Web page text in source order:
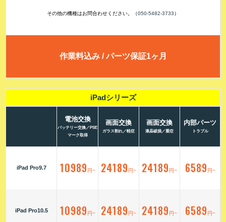
その他の機種はお問合わせください。（050-5482-3733）
作業料込み / パーツ保証1ヶ月
iPadシリーズ
iPad Pro9.7
iPad Pro10.5
電池交換
バッテリー交換／PSE
マーク取得
画面交換
ガラス割れ／軽症
画面交換
液晶破損／重症
内部パーツ
トラブル
10989 円~ 24189 円~ 24189 円~ 6589 円~
10989 円~ 24189 円~ 24189 円~ 6589 円~